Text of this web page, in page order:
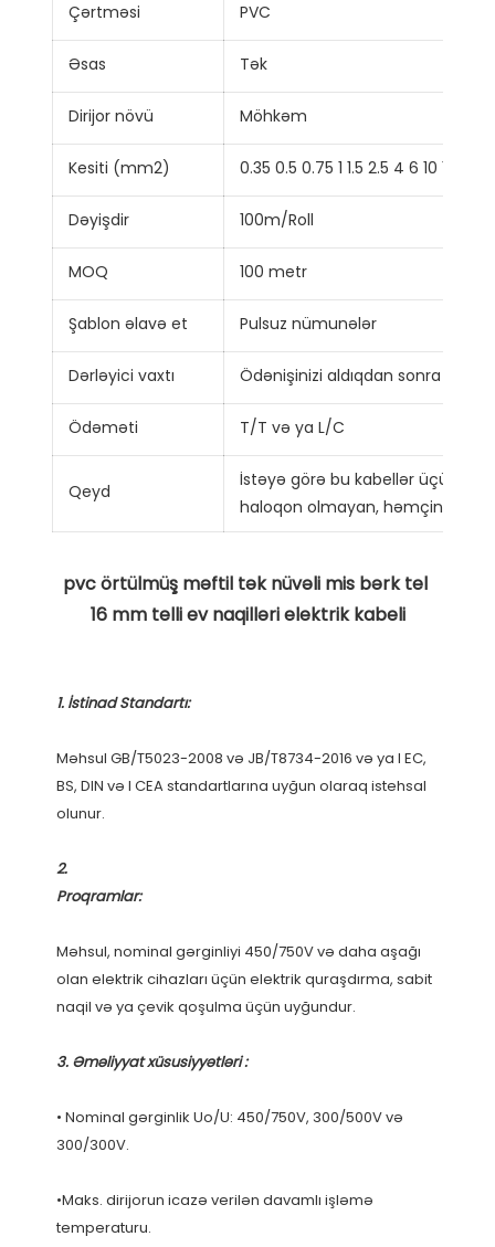
Çərtməsi PVC
Əsas Tək
Dirijor növü Möhkəm
Kesiti (mm2) 0.35 0.5 0.75 1 1.5 2.5 4 6 10 16 25
Dəyişdir 100m/Roll
MOQ 100 metr
Şablon əlavə et Pulsuz nümunələr
Dərləyici vaxtı Ödənişinizi aldıqdan sonra 7
Ödəməti T/T və ya L/C
Qeyd
İstəyə görə bu kabellər üçün
haloqon olmayan, həmçinin
pvc örtülmüş məftil tək nüvəli mis bərk tel
16 mm telli ev naqilləri elektrik kabeli
1. İstinad Standartı:
Məhsul GB/T5023-2008 və JB/T8734-2016 və ya I EC,
BS, DIN və I CEA standartlarına uyğun olaraq istehsal
Proqramlar:
Məhsul, nominal gərginliyi 450/750V və daha aşağı
olan elektrik cihazları üçün elektrik quraşdırma, sabit
3. Əməliyyat xüsusiyyətləri :
• Nominal gərginlik Uo/U: 450/750V, 300/500V və
•Maks. dirijorun icazə verilən davamlı işləmə